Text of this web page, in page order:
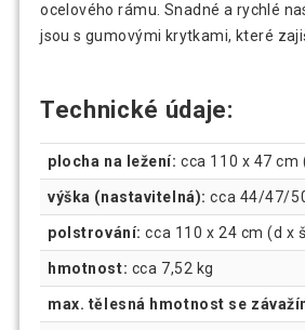
ocelového rámu. Snadné a rychlé
jsou s gumovými krytkami, které
Technické údaje:
plocha na ležení: cca 110 x 47 cm
výška (nastavitelná): cca 44/47/
polstrování: cca 110 x 24 cm (d x
hmotnost: cca 7,52 kg
max. tělesná hmotnost se